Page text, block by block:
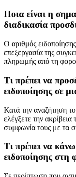
Ποια είναι η
διαδικασία
Ο αριθμός
επεξεργασία της
πληρωμής από τη
Τι πρέπει να
ειδοποίησης σε
Κατά την αναζήτηση
ελέγξετε την
συμφωνία τους με τα
Τι πρέπει να
ειδοποίησης στη